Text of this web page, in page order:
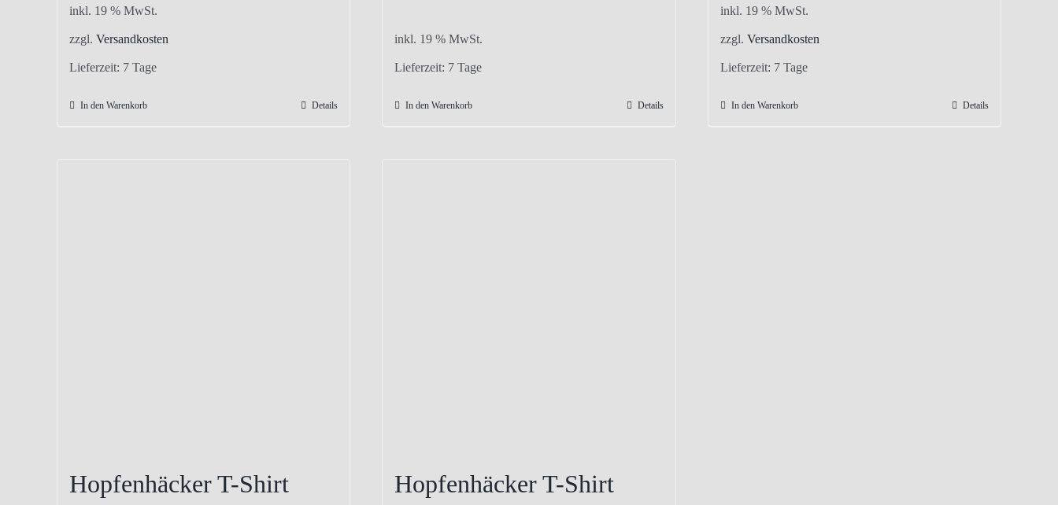
inkl. 19 % MwSt.
zzgl. Versandkosten
Lieferzeit: 7 Tage
In den Warenkorb Details
inkl. 19 % MwSt.
Lieferzeit: 7 Tage
In den Warenkorb Details
inkl. 19 % MwSt.
zzgl. Versandkosten
Lieferzeit: 7 Tage
In den Warenkorb Details
Hopfenhäcker T-Shirt
Hopfenhäcker T-Shirt